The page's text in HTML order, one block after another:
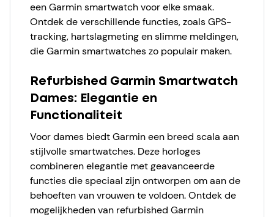
een Garmin smartwatch voor elke smaak.
Ontdek de verschillende functies, zoals GPS-
tracking, hartslagmeting en slimme meldingen,
die Garmin smartwatches zo populair maken.
Refurbished Garmin Smartwatch
Dames: Elegantie en
Functionaliteit
Voor dames biedt Garmin een breed scala aan
stijlvolle smartwatches. Deze horloges
combineren elegantie met geavanceerde
functies die speciaal zijn ontworpen om aan de
behoeften van vrouwen te voldoen. Ontdek de
mogelijkheden van refurbished Garmin